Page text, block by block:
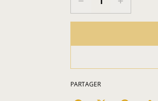
PARTAGER